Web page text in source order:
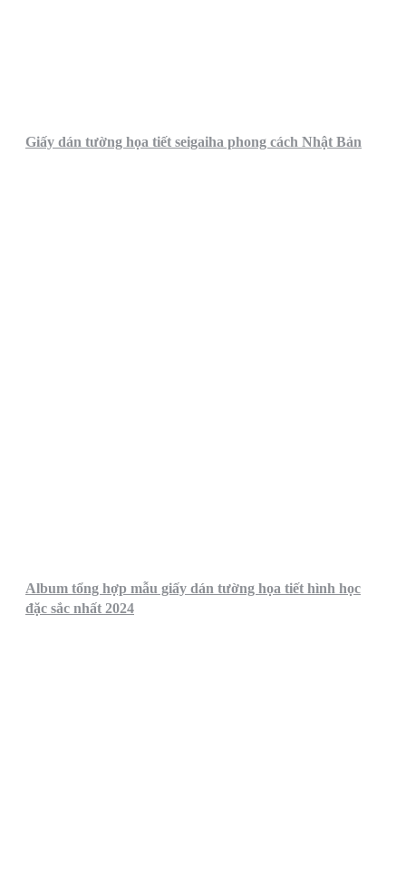
Giấy dán tường họa tiết seigaiha phong cách Nhật Bản
Album tổng hợp mẫu giấy dán tường họa tiết hình học
đặc sắc nhất 2024